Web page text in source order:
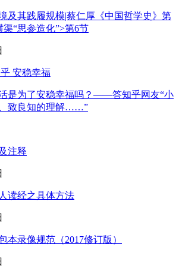
及其践履规模|蔡仁厚《中国哲学史》第
渠“思参造化”>第6节
是为了安稳幸福吗？——答知乎网友“小
致良知的理解……”
注释
读经之具体方法
本录像规范（2017修订版）